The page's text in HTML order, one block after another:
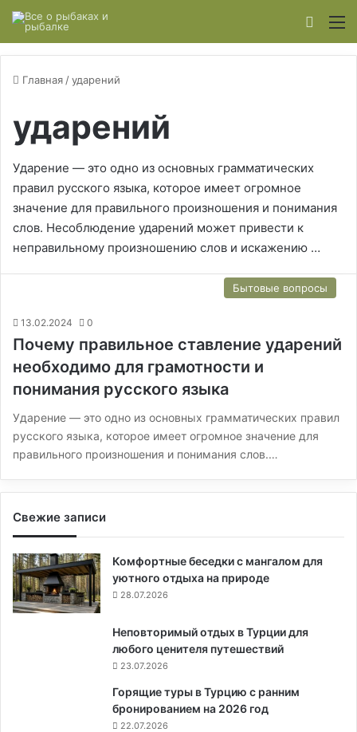
Главная /ударений
ударений
Ударение — это одно из основных грамматических
правил русского языка, которое имеет огромное
значение для правильного произношения и понимания
слов. Несоблюдение ударений может привести к
неправильному произношению слов и искажению …
Бытовые вопросы
13.02.2024 0
Почему правильное ставление ударений
необходимо для грамотности и
понимания русского языка
Ударение — это одно из основных грамматических правил
русского языка, которое имеет огромное значение для
правильного произношения и понимания слов.…
Свежие записи
Комфортные беседки с мангалом для
уютного отдыха на природе
28.07.2026
Неповторимый отдых в Турции для
любого ценителя путешествий
23.07.2026
Горящие туры в Турцию с ранним
бронированием на 2026 год
22.07.2026